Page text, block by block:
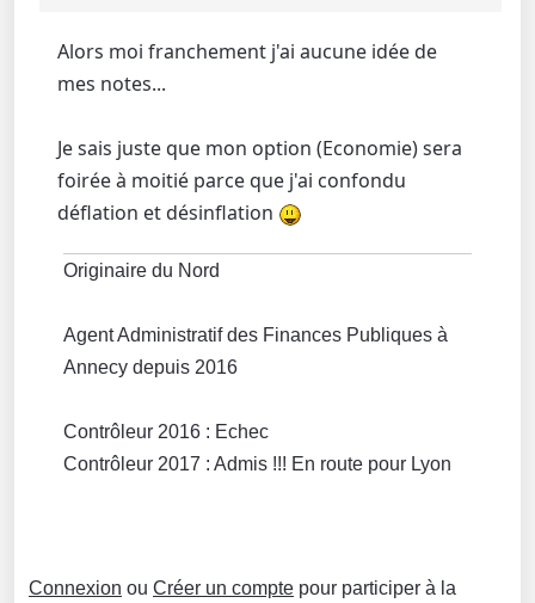
Alors moi franchement j'ai aucune idée de
mes notes...
Je sais juste que mon option (Economie) sera
foirée à moitié parce que j'ai confondu
déflation et désinflation
Originaire du Nord
Agent Administratif des Finances Publiques à
Annecy depuis 2016
Contrôleur 2016 : Echec
Contrôleur 2017 : Admis !!! En route pour Lyon
Connexion ou Créer un compte pour participer à la